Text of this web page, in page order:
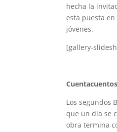
hecha la
esta puesta
jóvenes.
[gallery-
Los segundos
que un día se
obra termina